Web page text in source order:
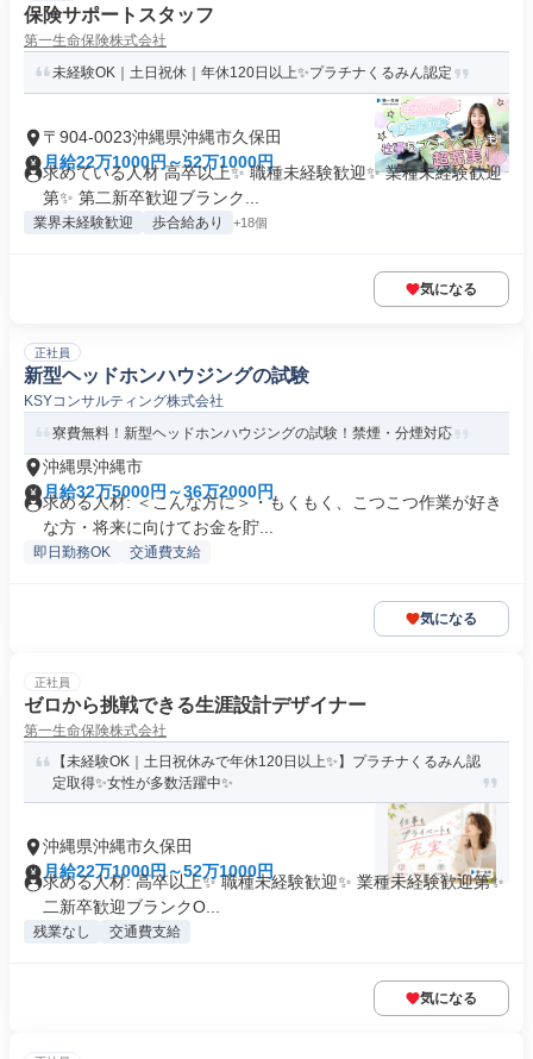
保険サポートスタッフ
第一生命保険株式会社
未経験OK｜土日祝休｜年休120日以上✨プラチナくるみん認定
〒904-0023沖縄県沖縄市久保田
月給22万1000円～52万1000円
求めている人材 高卒以上✨ 職種未経験歓迎✨ 業種未経験歓迎
第✨ 第二新卒歓迎ブランク...
業界未経験歓迎 歩合給あり +18個
気になる
正社員
新型ヘッドホンハウジングの試験
KSYコンサルティング株式会社
寮費無料！新型ヘッドホンハウジングの試験！禁煙・分煙対応
沖縄県沖縄市
月給32万5000円～36万2000円
求める人材: ＜こんな方に＞・もくもく、こつこつ作業が好き
な方・将来に向けてお金を貯...
即日勤務OK 交通費支給
気になる
正社員
ゼロから挑戦できる生涯設計デザイナー
第一生命保険株式会社
【未経験OK｜土日祝休みで年休120日以上✨】プラチナくるみん認
定取得✨女性が多数活躍中✨
沖縄県沖縄市久保田
月給22万1000円～52万1000円
求める人材: 高卒以上✨ 職種未経験歓迎✨ 業種未経験歓迎第✨
二新卒歓迎ブランクO...
残業なし 交通費支給
気になる